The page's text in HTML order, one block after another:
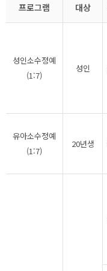
프로그램 대상
성인소수정예
(1:7)
성인
유아소수정예
(1:7)
20년생